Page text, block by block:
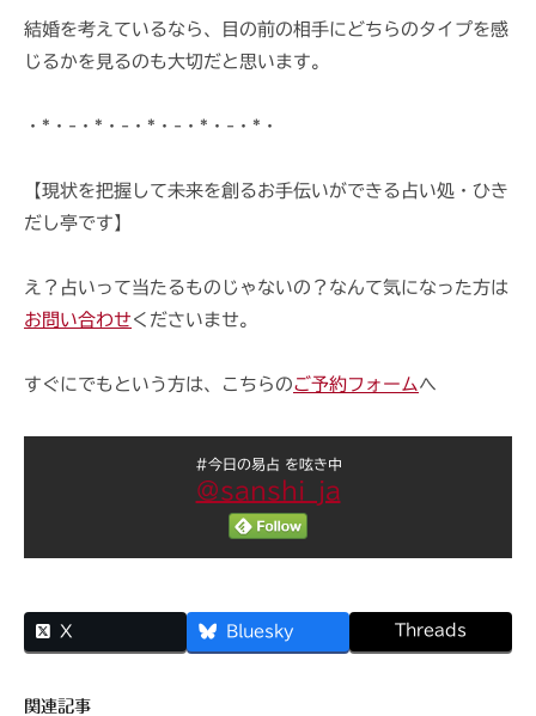
結婚を考えているなら、目の前の相手にどちらのタイプを感
じるかを見るのも大切だと思います。
・*・-・*・-・*・-・*・-・*・
【現状を把握して未来を創るお手伝いができる占い処・ひき
だし亭です】
え？占いって当たるものじゃないの？なんて気になった方は
お問い合わせくださいませ。
すぐにでもという方は、こちらのご予約フォーム へ
#今日の易占 を呟き中
@sanshi_ja
X Bluesky Threads
関連記事